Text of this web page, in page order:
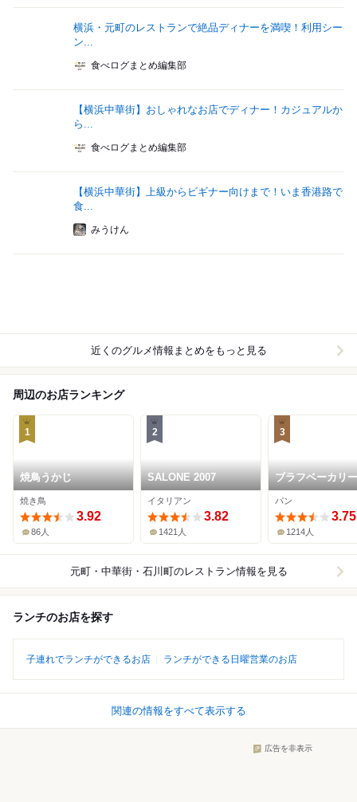
横浜・元町のレストランで絶品ディナーを満喫！利用シー
ン...
食べログまとめ編集部
【横浜中華街】おしゃれなお店でディナー！カジュアルか
ら...
食べログまとめ編集部
【横浜中華街】上級からビギナー向けまで！いま香港路で
食...
みうけん
近くのグルメ情報まとめをもっと見る
周辺のお店ランキング
1
焼鳥うかじ
焼き鳥
3.92
86人
2
SALONE 2007
イタリアン
3.82
1421人
3
ブラフベーカリ
町本店
パン
3.75
1214人
元町・中華街・石川町のレストラン情報を見る
ランチのお店を探す
子連れでランチができるお店 ランチができる日曜営業のお店
関連の情報をすべて表示する
広告を非表示